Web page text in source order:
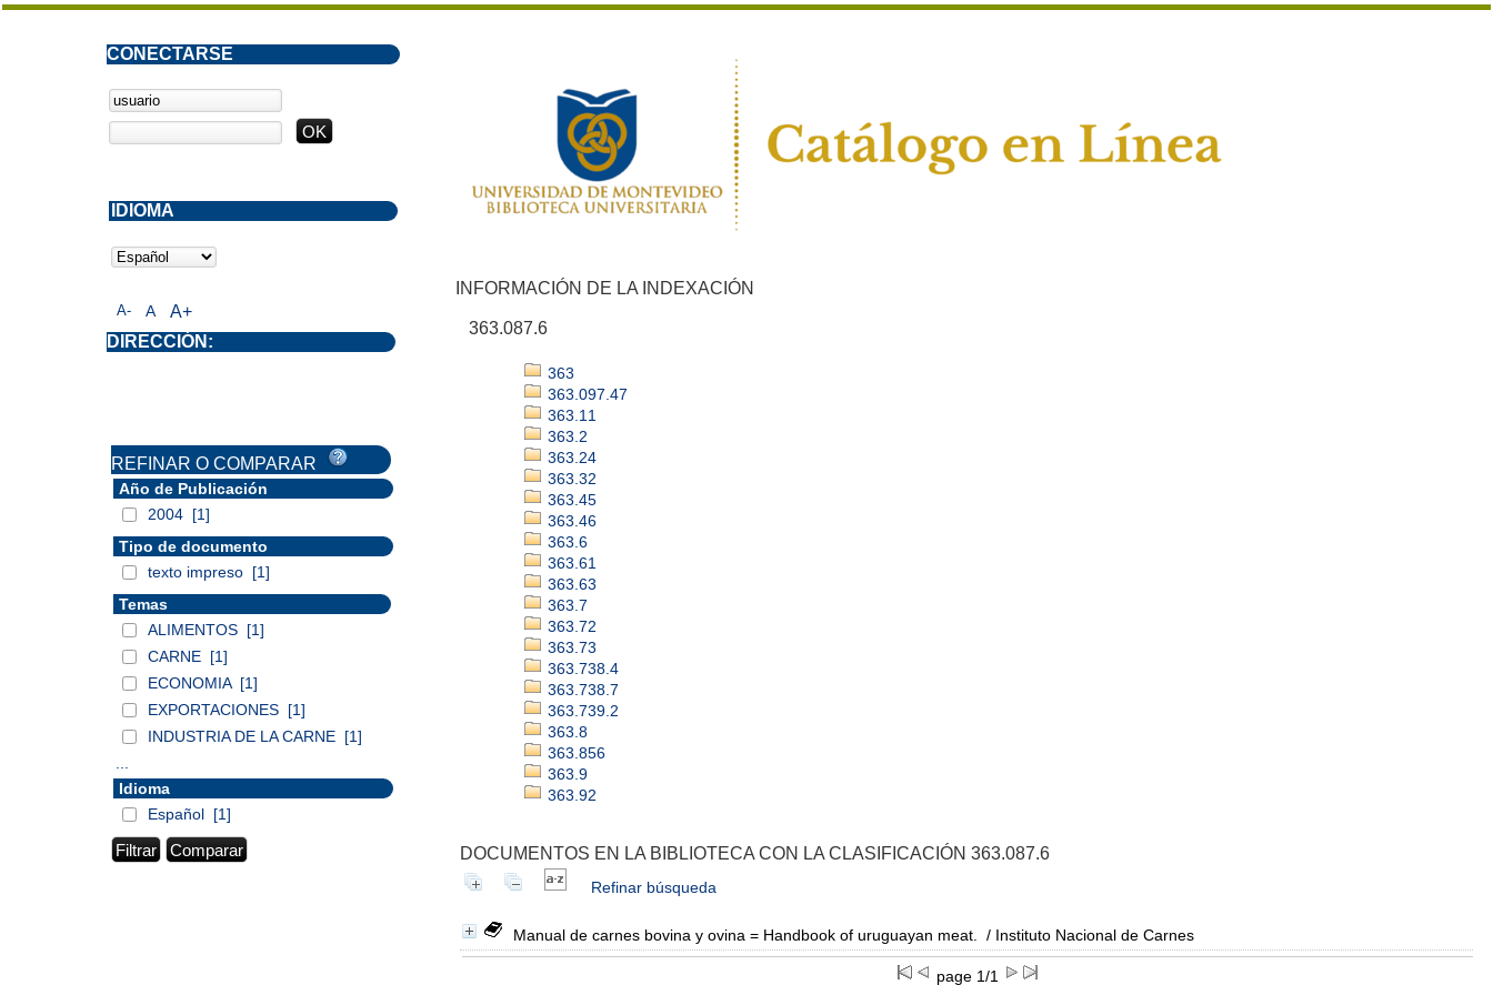
INFORMACIÓN DE LA INDEXACIÓN
363.087.6
363
363.097.47
363.11
363.2
363.24
363.32
363.45
363.46
363.6
363.61
363.63
363.7
363.72
363.73
363.738.4
363.738.7
363.739.2
363.8
363.856
363.9
363.92
DOCUMENTOS EN LA BIBLIOTECA CON LA CLASIFICACIÓN 363.087.6
Refinar búsqueda
Manual de carnes bovina y ovina = Handbook of uruguayan meat. / Instituto Nacional de Carnes
page 1/1
A- A A+
CONECTARSE
DIRECCIÓN:
IDIOMA
REFINAR O COMPARAR
Año de Publicación
2004 [1]
Tipo de documento
texto impreso [1]
Temas
ALIMENTOS [1]
CARNE [1]
ECONOMIA [1]
EXPORTACIONES [1]
INDUSTRIA DE LA CARNE [1]
Idioma
Español [1]